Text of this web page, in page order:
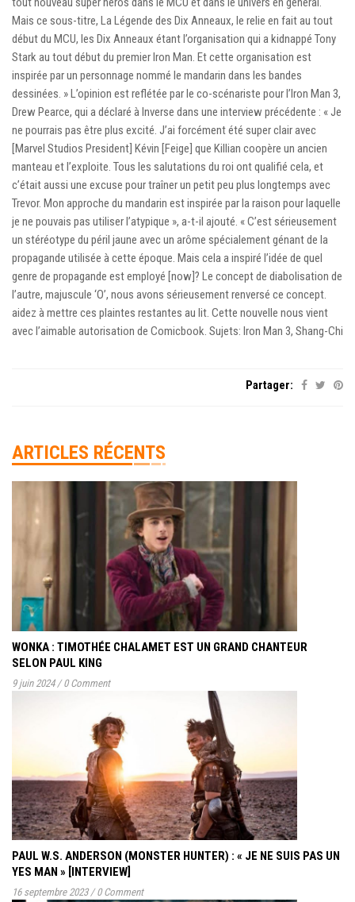
Mais ce sous-titre, La Légende des Dix Anneaux, le relie en fait au tout
début du MCU, les Dix Anneaux étant l’organisation qui a kidnappé Tony
Stark au tout début du premier Iron Man. Et cette organisation est
inspirée par un personnage nommé le mandarin dans les bandes
dessinées. » L’opinion est reflétée par le co-scénariste pour l’Iron Man 3,
Drew Pearce, qui a déclaré à Inverse dans une interview précédente : « Je
ne pourrais pas être plus excité. J’ai forcément été super clair avec
[Marvel Studios President] Kévin [Feige] que Killian coopère un ancien
manteau et l’exploite. Tous les salutations du roi ont qualifié cela, et
c’était aussi une excuse pour traîner un petit peu plus longtemps avec
Trevor. Mon approche du mandarin est inspirée par la raison pour laquelle
je ne pouvais pas utiliser l’atypique », a-t-il ajouté. « C’est sérieusement
un stéréotype du péril jaune avec un arôme spécialement génant de la
propagande utilisée à cette époque. Mais cela a inspiré l’idée de quel
genre de propagande est employé [now]? Le concept de diabolisation de
l’autre, majuscule ‘O’, nous avons sérieusement renversé ce concept.
aidez à mettre ces plaintes restantes au lit. Cette nouvelle nous vient
avec l’aimable autorisation de Comicbook. Sujets: Iron Man 3, Shang-Chi
Partager:
ARTICLES RÉCENTS
WONKA : TIMOTHÉE CHALAMET EST UN GRAND CHANTEUR
SELON PAUL KING
9 juin 2024 / 0 Comment
PAUL W.S. ANDERSON (MONSTER HUNTER) : « JE NE SUIS PAS UN
YES MAN » [INTERVIEW]
16 septembre 2023 / 0 Comment